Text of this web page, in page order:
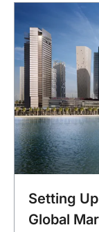
Setting
Global